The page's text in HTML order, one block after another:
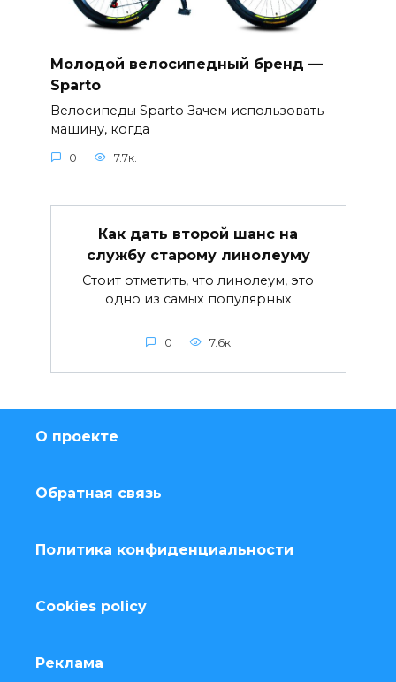
Молодой велосипедный бренд —
Sparto
Велосипеды Sparto Зачем использовать
машину, когда
0 7.7к.
Как дать второй шанс на
службу старому линолеуму
Стоит отметить, что линолеум, это
одно из самых популярных
0 7.6к.
О проекте
Обратная связь
Политика конфиденциальности
Cookies policy
Реклама